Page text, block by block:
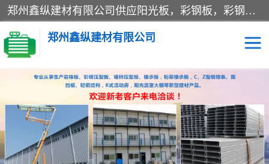
郑州鑫纵建材有限公司供应阳光板，彩钢板，彩钢钢构工程是一家集生产销售租赁安装于一体的企业，主要生产PC采光板，耐力板，仿古琉璃采光板，岩棉板、彩钢压型板、镀锌压型板、桁架楼承板，C、Z型钢檩条、围挡板、轻钢结构，阳光温室大棚等新型建材产品。公司旗下有多台移动式高空压瓦机租赁，承接全国各地业务，专业对外租赁各种型号压瓦机。
郑州鑫纵建材有限公司
高空瓦机租赁 ASA合成树脂仿古瓦
CZ型钢 FRP采光板